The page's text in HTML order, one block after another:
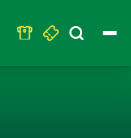
Search
for: